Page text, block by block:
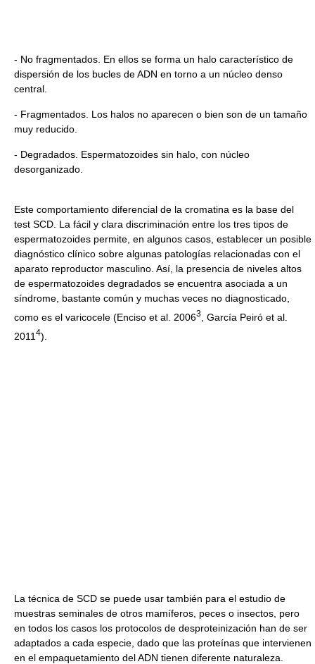
- No fragmentados. En ellos se forma un halo característico de
dispersión de los bucles de ADN en torno a un núcleo denso
central.
- Fragmentados. Los halos no aparecen o bien son de un tamaño
muy reducido.
- Degradados. Espermatozoides sin halo, con núcleo
desorganizado.
Este comportamiento diferencial de la cromatina es la base del
test SCD. La fácil y clara discriminación entre los tres tipos de
espermatozoides permite, en algunos casos, establecer un posible
diagnóstico clínico sobre algunas patologías relacionadas con el
aparato reproductor masculino. Así, la presencia de niveles altos
de espermatozoides degradados se encuentra asociada a un
síndrome, bastante común y muchas veces no diagnosticado,
como es el varicocele (Enciso et al. 20063
, García Peiró et al.
2011 4).
La técnica de SCD se puede usar también para el estudio de
muestras seminales de otros mamíferos, peces o insectos, pero
en todos los casos los protocolos de desproteinización han de ser
adaptados a cada especie, dado que las proteínas que intervienen
en el empaquetamiento del ADN tienen diferente naturaleza.